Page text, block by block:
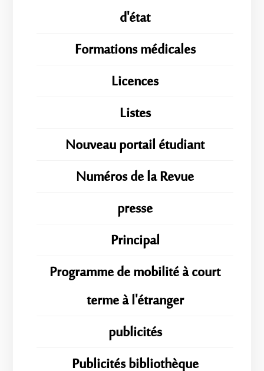
d'état
Formations médicales
Licences
Listes
Nouveau portail étudiant
Numéros de la Revue
presse
Principal
Programme de mobilité à court
terme à l'étranger
publicités
Publicités bibliothèque